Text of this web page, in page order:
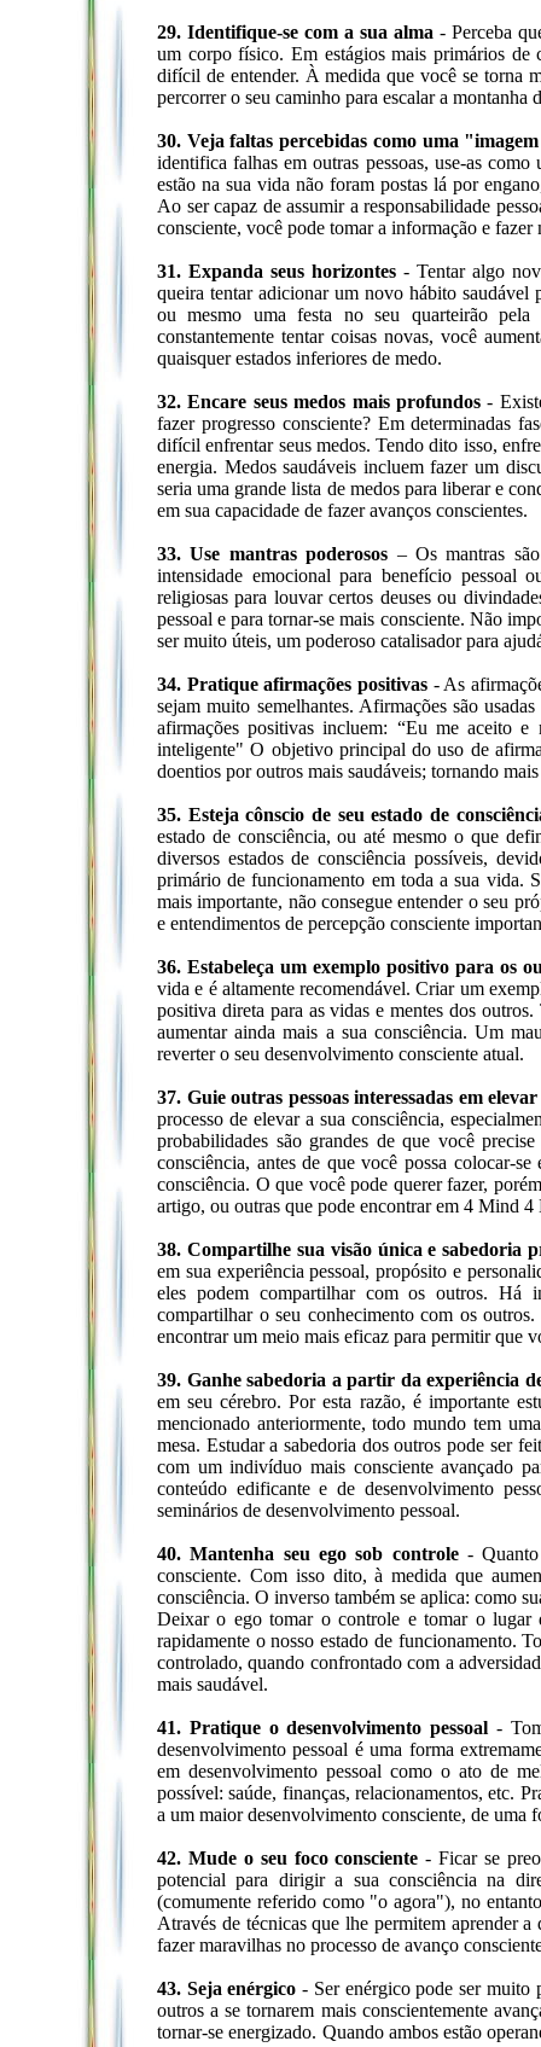
29. Identifique-se com a sua alma - Perceba
um corpo físico. Em estágios mais primários de
difícil de entender. À medida que você se torna
percorrer o seu caminho para escalar a montanha
30. Veja faltas percebidas como uma
identifica falhas em outras pessoas, use-as
estão na sua vida não foram postas lá por
Ao ser capaz de assumir a responsabilidade
consciente, você pode tomar a informação e
31. Expanda seus horizontes - Tentar algo
queira tentar adicionar um novo hábito saudável
ou mesmo uma festa no seu quarteirão
constantemente tentar coisas novas, você
quaisquer estados inferiores de medo.
32. Encare seus medos mais profundos-
fazer progresso consciente? Em determinadas
difícil enfrentar seus medos. Tendo dito isso,
energia. Medos saudáveis incluem fazer um
seria uma grande lista de medos para liberar e
em sua capacidade de fazer avanços conscientes.
33. Use mantras poderosos – Os mantras
intensidade emocional para benefício pessoal
religiosas para louvar certos deuses ou
pessoal e para tornar-se mais consciente. Não
ser muito úteis, um poderoso catalisador para
34. Pratique afirmações positivas- As
sejam muito semelhantes. Afirmações são
afirmações positivas incluem: “Eu me aceito
inteligente" O objetivo principal do uso de
doentios por outros mais saudáveis; tornando
35. Esteja cônscio de seu estado de
estado de consciência, ou até mesmo o que
diversos estados de consciência possíveis,
primário de funcionamento em toda a sua vida.
mais importante, não consegue entender o seu
e entendimentos de percepção consciente
36. Estabeleça um exemplo positivo para os
vida e é altamente recomendável. Criar um
positiva direta para as vidas e mentes dos
aumentar ainda mais a sua consciência. Um
reverter o seu desenvolvimento consciente atual.
37. Guie outras pessoas interessadas em
processo de elevar a sua consciência,
probabilidades são grandes de que você
consciência, antes de que você possa colocar-
consciência. O que você pode querer fazer,
artigo, ou outras que pode encontrar em 4 Mind
38. Compartilhe sua visão única e sabedoria
em sua experiência pessoal, propósito e
eles podem compartilhar com os outros. Há
compartilhar o seu conhecimento com os
encontrar um meio mais eficaz para permitir que
39. Ganhe sabedoria a partir da experiência
em seu cérebro. Por esta razão, é importante
mencionado anteriormente, todo mundo tem
mesa. Estudar a sabedoria dos outros pode ser
com um indivíduo mais consciente avançado
conteúdo edificante e de desenvolvimento
seminários de desenvolvimento pessoal.
40. Mantenha seu ego sob controle- Quanto
consciente. Com isso dito, à medida que
consciência. O inverso também se aplica: como
Deixar o ego tomar o controle e tomar o lugar
rapidamente o nosso estado de funcionamento.
controlado, quando confrontado com a
mais saudável.
41. Pratique o desenvolvimento pessoal -
desenvolvimento pessoal é uma forma
em desenvolvimento pessoal como o ato de
possível: saúde, finanças, relacionamentos, etc.
a um maior desenvolvimento consciente, de uma
42. Mude o seu foco consciente - Ficar se
potencial para dirigir a sua consciência na
(comumente referido como "o agora"), no
Através de técnicas que lhe permitem aprender
fazer maravilhas no processo de avanço
43. Seja enérgico - Ser enérgico pode ser muito
outros a se tornarem mais conscientemente
tornar-se energizado. Quando ambos estão